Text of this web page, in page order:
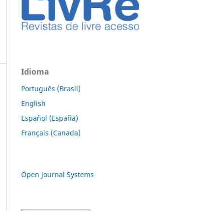
Idioma
Português (Brasil)
English
Español (España)
Français (Canada)
Open Journal Systems